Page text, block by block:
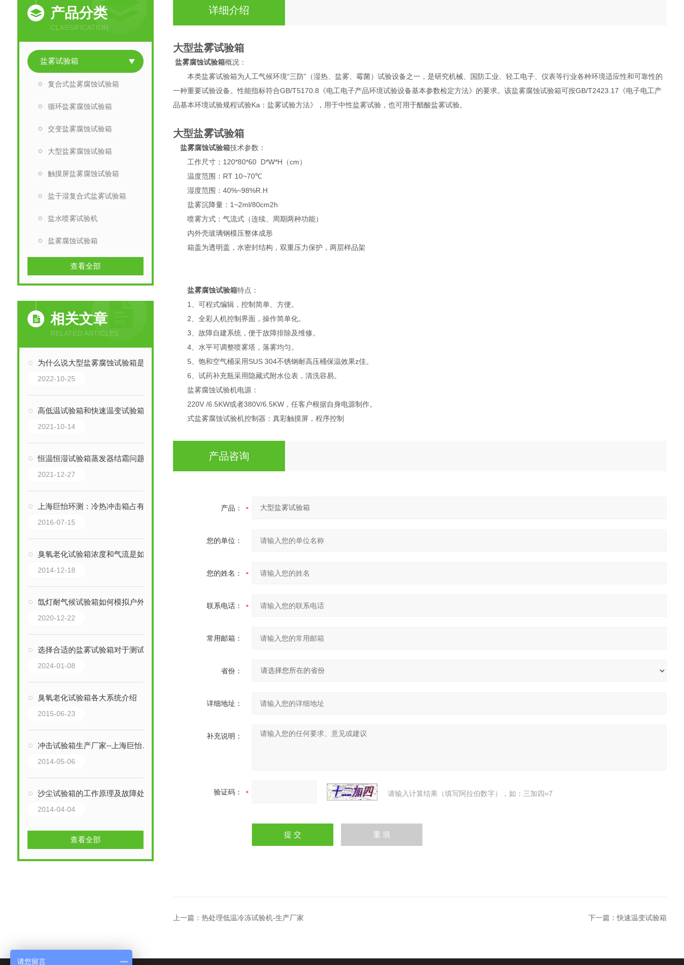
产品分类
CLASSIFICATION
盐雾试验箱
复合式盐雾腐蚀试验箱
循环盐雾腐蚀试验箱
交变盐雾腐蚀试验箱
大型盐雾腐蚀试验箱
触摸屏盐雾腐蚀试验箱
盐干湿复合式盐雾试验箱
盐水喷雾试验机
盐雾腐蚀试验箱
查看全部
相关文章
RELATED ARTICLES
为什么说大型盐雾腐蚀试验箱是“三防”设备？
2022-10-25
高低温试验箱和快速温变试验箱有什么区别？
2021-10-14
恒温恒湿试验箱蒸发器结霜问题的解决方案
2021-12-27
上海巨怡环测：冷热冲击箱占有市场优势！
2016-07-15
臭氧老化试验箱浓度和气流是如何调节
2014-12-18
氙灯耐气候试验箱如何模拟户外环境？
2020-12-22
选择合适的盐雾试验箱对于测试结果的准确性和可靠性至关重要
2024-01-08
臭氧老化试验箱各大系统介绍
2015-06-23
冲击试验箱生产厂家--上海巨怡环境试验设备有限公司
2014-05-06
沙尘试验箱的工作原理及故障处理
2014-04-04
查看全部
详细介绍
大型盐雾试验箱
盐雾腐蚀试验箱概况：
本类盐雾试验箱为人工气候环境“三防”（湿热、盐雾、霉菌）试验设备之一，是研究机械、国防工业、轻工电子、仪表等行业各种环境适应性和可靠性的
一种重要试验设备。性能指标符合GB/T5170.8《电工电子产品环境试验设备基本参数检定方法》的要求。该盐雾腐蚀试验箱可按GB/T2423.17《电子电工产
品基本环境试验规程试验Ka：盐雾试验方法》，用于中性盐雾试验，也可用于醋酸盐雾试验。
大型盐雾试验箱
盐雾腐蚀试验箱技术参数：
工作尺寸；120*80*60 D*W*H（cm）
温度范围：RT 10~70℃
湿度范围：40%~98%R.H
盐雾沉降量：1~2ml/80cm2h
喷雾方式：气流式（连续、周期两种功能）
内外壳玻璃钢模压整体成形
箱盖为透明盖，水密封结构，双重压力保护，两层样品架
盐雾腐蚀试验箱特点：
1、可程式编辑，控制简单、方便。
2、全彩人机控制界面，操作简单化。
3、故障自建系统，便于故障排除及维修。
4、水平可调整喷雾塔，落雾均匀。
5、饱和空气桶采用SUS 304不锈钢耐高压桶保温效果z佳。
6、试药补充瓶采用隐藏式附水位表，清洗容易。
盐雾腐蚀试验机电源：
220V /6.5KW或者380V/6.5KW，任客户根据自身电源制作。
式盐雾腐蚀试验机控制器：真彩触摸屏，程序控制
产品咨询
产品：
您的单位：
您的姓名：
联系电话：
常用邮箱：
省份：
详细地址：
补充说明：
验证码： 请输入计算结果（填写阿拉伯数字），如：三加四=7
上一篇：热处理低温冷冻试验机-生产厂家 下一篇：快速温变试验箱
请您留言